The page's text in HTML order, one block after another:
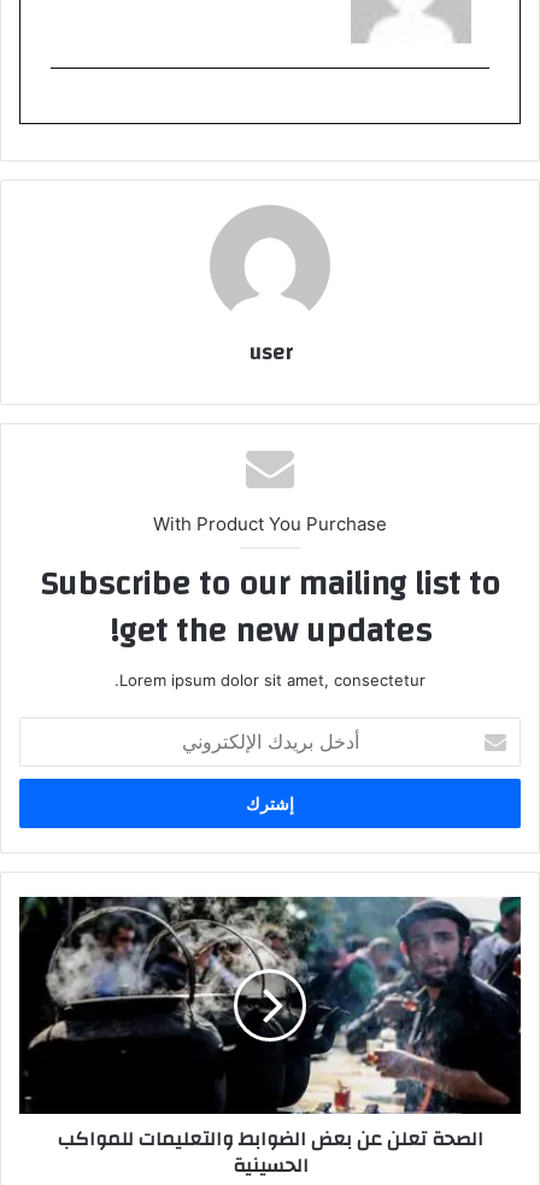
user
With Product You Purchase
Subscribe to our mailing list to
get the new updates!
Lorem ipsum dolor sit amet, consectetur.
بريدك
الإلكتروني
الصحة
تعلن
عن
بعض
الضوابط
والتعليمات
الحسينية
الصحة تعلن عن بعض الضوابط والتعليمات للمواكب
الحسينية